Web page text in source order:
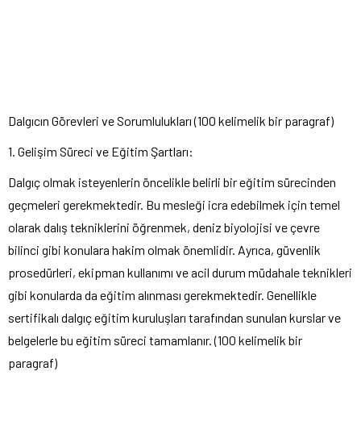
Dalgıcın Görevleri ve Sorumlulukları (100 kelimelik bir paragraf)
1. Gelişim Süreci ve Eğitim Şartları:
Dalgıç olmak isteyenlerin öncelikle belirli bir eğitim sürecinden
geçmeleri gerekmektedir. Bu mesleği icra edebilmek için temel
olarak dalış tekniklerini öğrenmek, deniz biyolojisi ve çevre
bilinci gibi konulara hakim olmak önemlidir. Ayrıca, güvenlik
prosedürleri, ekipman kullanımı ve acil durum müdahale teknikleri
gibi konularda da eğitim alınması gerekmektedir. Genellikle
sertifikalı dalgıç eğitim kuruluşları tarafından sunulan kurslar ve
belgelerle bu eğitim süreci tamamlanır. (100 kelimelik bir
paragraf)